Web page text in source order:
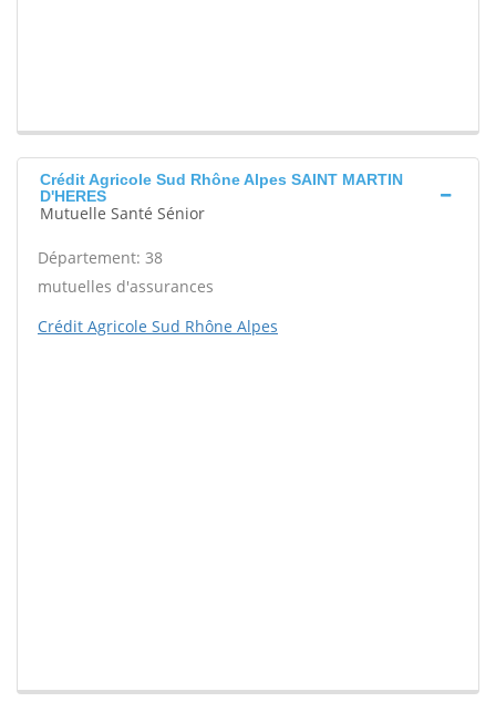
Crédit Agricole Sud Rhône Alpes SAINT MARTIN
D'HERES
Mutuelle Santé Sénior
Département: 38
mutuelles d'assurances
Crédit Agricole Sud Rhône Alpes